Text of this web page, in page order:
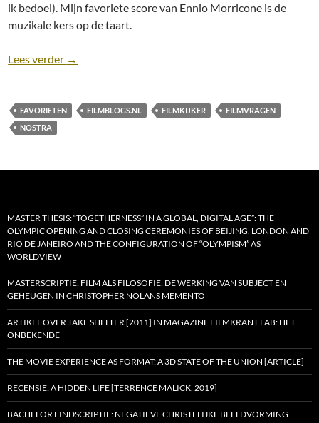
ik bedoel). Mijn favoriete score van Ennio Morricone is de
muzikale kers op de taart.
Lees verder 15 Filmvragen: je filmidentiteit in een kleine
→
FAVORIETEN FILMBLOGS.NL FILMKIJKER
FILMVRAGEN
NOSTRA
MASTER THESIS: “TOGETHERNESS” IN A GLOBAL, DIGITAL AGE”: THE
OLYMPIC OPENING AND CLOSING CEREMONIES OF BEIJING, LONDON AND
RIO DE JANEIRO AND THE CONFIGURATION OF “OLYMPISM” AS
WORLDVIEW
MASTERSCRIPTIE: FILM ALS FILOSOFIE: DE WERKING VAN SUBJECT EN
GEHEUGEN IN CHRISTOPHER NOLANS MEMENTO
ARTIKEL OVER TAKE SHELTER [2011] IN MAGAZINE FILMKRANT LAB: HET
ONBEKENDE
THE MOVIE EXPERIENCE AS FORMAT: A 3D STATE OF THE UNION [ARTICLE]
RECENSIE: A HIDDEN LIFE [TERRENCE MALICK, 2019]
BACHELOR EINDSCRIPTIE: NEGATIEVE CHRISTELIJKE BEELDVORMING